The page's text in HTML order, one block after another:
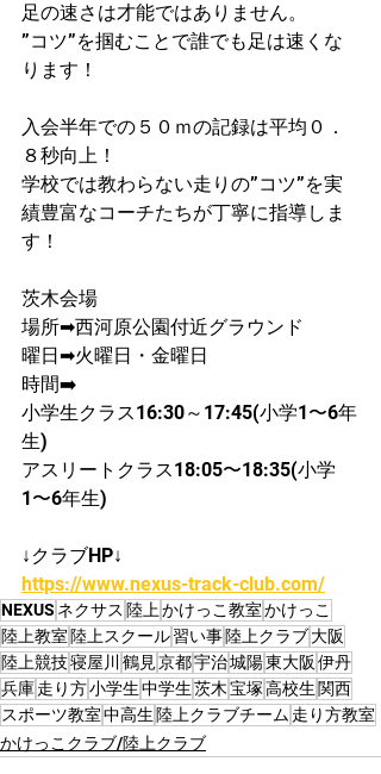
足の速さは才能ではありません。
”コツ”を掴むことで誰でも足は速くな
ります！
入会半年での５０ｍの記録は平均０．
８秒向上！​
学校では教わらない走りの”コツ”を実
績豊富なコーチたちが丁寧に指導しま
す！
茨木会場
場所➡西河原公園付近グラウンド
曜日➡火曜日・金曜日
時間➡️
小学生クラス16:30～17:45(小学1〜6年
生)
アスリートクラス18:05〜18:35(小学
1〜6年生)
↓クラブHP↓
https://www.nexus-track-club.com/
NEXUS ネクサス 陸上かけっこ教室かけっこ
陸上教室 陸上スクール習い事陸上クラブ大阪
陸上競技寝屋川 鶴見京都宇治城陽東大阪 伊丹
兵庫走り方小学生中学生茨木宝塚高校生 関西
スポーツ教室中高生 陸上クラブチーム 走り方教室
かけっこクラブ/陸上クラブ